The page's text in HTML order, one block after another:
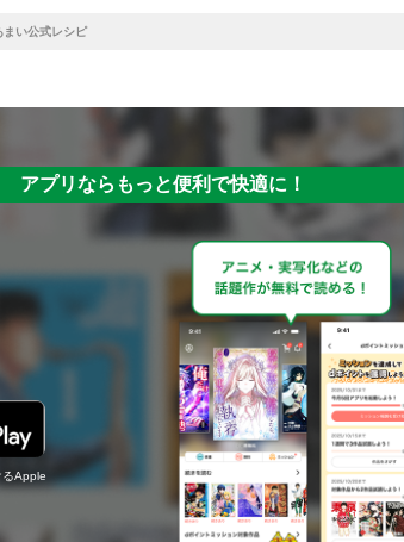
まい公式レシピ
アプリならもっと便利で快適に！
Apple